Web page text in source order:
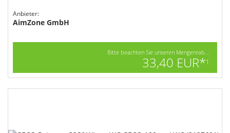
Anbieter:
AimZone GmbH
Bitte beachten Sie unseren Mengenrab...
33,40 EUR*1